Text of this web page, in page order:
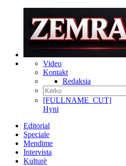
Video
Kontakt
Redaksia
[FULLNAME_CUT]
Hyni
Editorial
Speciale
Mendime
Intervista
Kulturë